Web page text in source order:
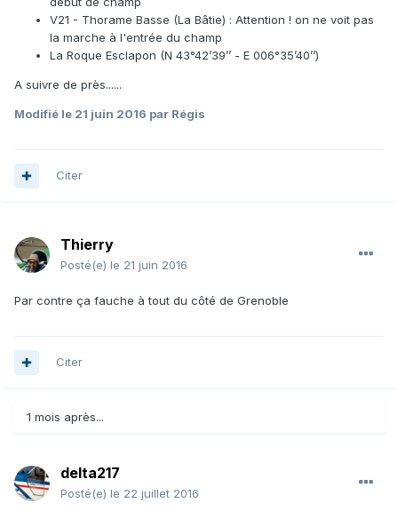
V21 - Thorame Basse (La Bâtie) : Attention ! on ne voit pas
la marche à l'entrée du champ
La Roque Esclapon (N 43°42’39’’ - E 006°35’40’’)
A suivre de près......
Modifié le 21 juin 2016 par Régis
Citer
Thierry
Posté(e) le 21 juin 2016
Par contre ça fauche à tout du côté de Grenoble
Citer
1 mois après...
delta217
Posté(e) le 22 juillet 2016